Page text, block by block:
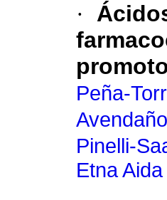
·
Peña-
Pinelli-
Etna Aida